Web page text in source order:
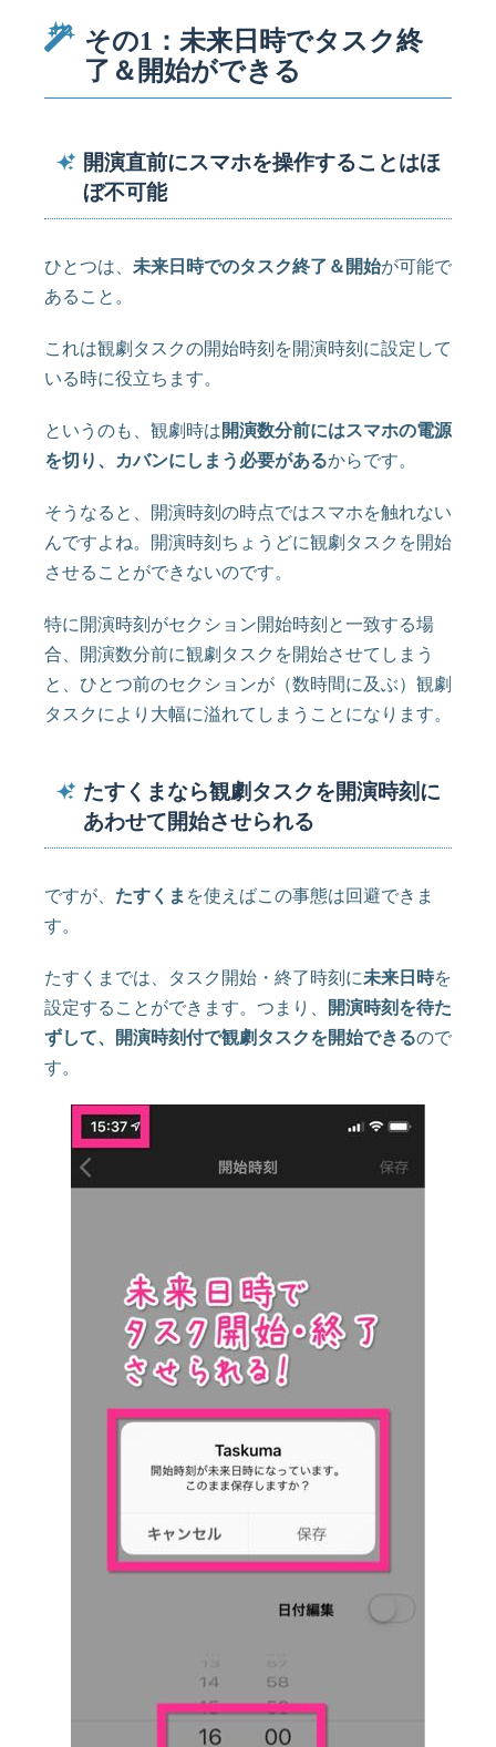
その1：未来日時でタスク終
了＆開始ができる
開演直前にスマホを操作することはほ
ぼ不可能
ひとつは、 未来日時でのタスク終了＆開始が可能で
あること。
これは観劇タスクの開始時刻を開演時刻に設定して
いる時に役立ちます。
というのも、観劇時は開演数分前にはスマホの電源
を切り、カバンにしまう必要があるからです。
そうなると、開演時刻の時点ではスマホを触れない
んですよね。開演時刻ちょうどに観劇タスクを開始
させることができないのです。
特に開演時刻がセクション開始時刻と一致する場
合、開演数分前に観劇タスクを開始させてしまう
と、ひとつ前のセクションが（数時間に及ぶ）観劇
タスクにより大幅に溢れてしまうことになります。
たすくまなら観劇タスクを開演時刻に
あわせて開始させられる
ですが、 たすくま を使えばこの事態は回避できま
す。
たすくまでは、タスク開始・終了時刻に未来日時を
設定することができます。つまり、
開演時刻を待た
ずして、開演時刻付で観劇タスクを開始できるので
す。